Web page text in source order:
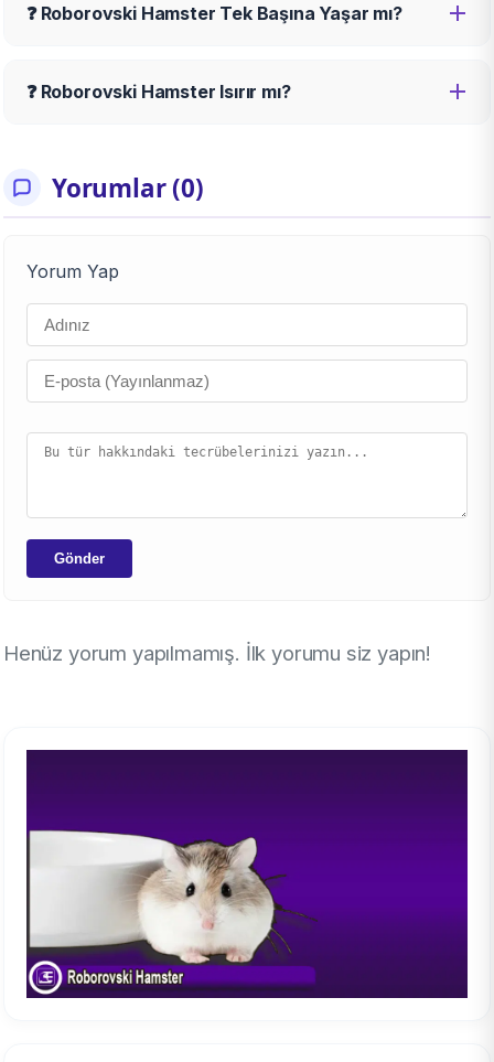
❓ Roborovski Hamster Tek Başına Yaşar mı?
❓ Roborovski Hamster Isırır mı?
Yorumlar (0)
Yorum Yap
Gönder
Henüz yorum yapılmamış. İlk yorumu siz yapın!